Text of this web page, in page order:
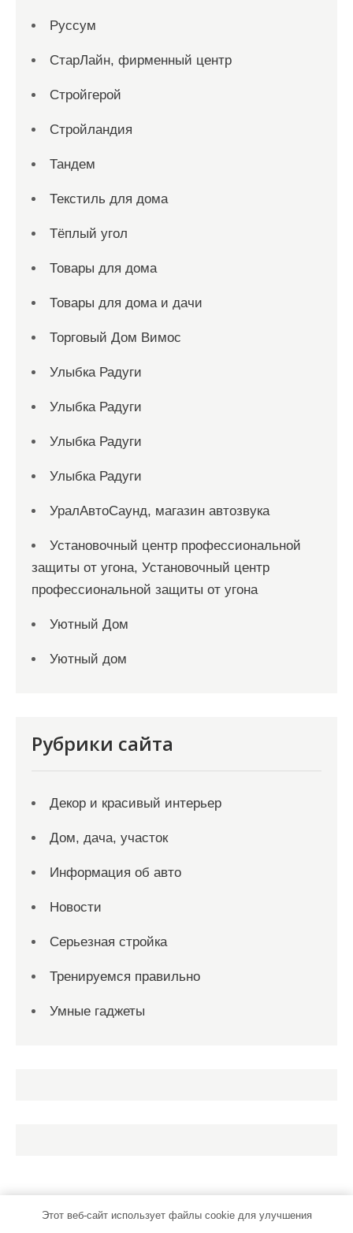
Руссум
СтарЛайн, фирменный центр
Стройгерой
Стройландия
Тандем
Текстиль для дома
Тёплый угол
Товары для дома
Товары для дома и дачи
Торговый Дом Вимос
Улыбка Радуги
Улыбка Радуги
Улыбка Радуги
Улыбка Радуги
УралАвтоСаунд, магазин автозвука
Установочный центр профессиональной
защиты от угона, Установочный центр
профессиональной защиты от угона
Уютный Дом
Уютный дом
Рубрики сайта
Декор и красивый интерьер
Дом, дача, участок
Информация об авто
Новости
Серьезная стройка
Тренируемся правильно
Умные гаджеты
Этот веб-сайт использует файлы cookie для улучшения